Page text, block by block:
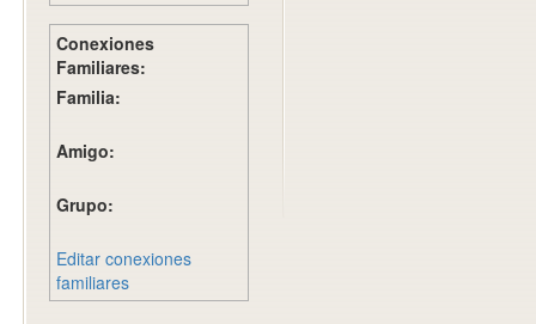
Conexiones
Familiares:
Familia:
Amigo:
Grupo:
Editar conexiones
familiares